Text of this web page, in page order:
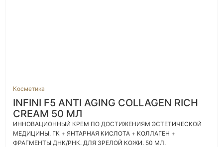
Косметика
INFINI F5 ANTI AGING COLLAGEN RICH
CREAM 50 МЛ
ИННОВАЦИОННЫЙ КРЕМ ПО ДОСТИЖЕНИЯМ ЭСТЕТИЧЕСКОЙ
МЕДИЦИНЫ. ГК + ЯНТАРНАЯ КИСЛОТА + КОЛЛАГЕН +
ФРАГМЕНТЫ ДНК/РНК. ДЛЯ ЗРЕЛОЙ КОЖИ. 50 МЛ.